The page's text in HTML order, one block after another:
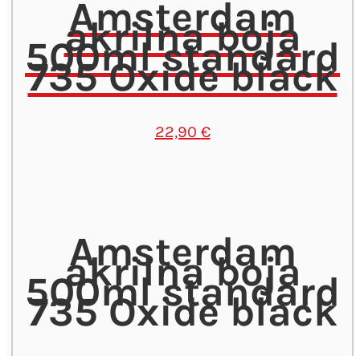
Amsterdam
akrilna boja
500ml standard
735 Oxide black
22,90 €
Amsterdam
akrilna boja
500ml standard
735 Oxide black